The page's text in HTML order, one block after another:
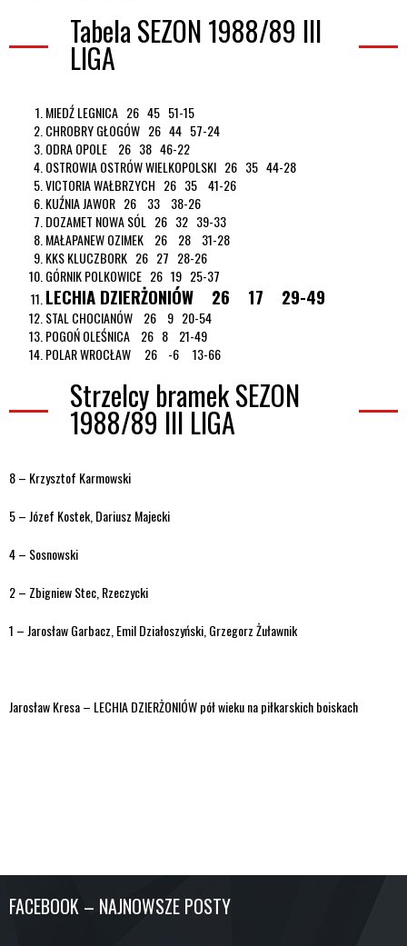
Tabela SEZON 1988/89 III
LIGA
MIEDŹ LEGNICA 26 45 51-15
CHROBRY GŁOGÓW 26 44 57-24
ODRA OPOLE 26 38 46-22
OSTROWIA OSTRÓW WIELKOPOLSKI 26 35 44-28
VICTORIA WAŁBRZYCH 26 35 41-26
KUŹNIA JAWOR 26 33 38-26
DOZAMET NOWA SÓL 26 32 39-33
MAŁAPANEW OZIMEK 26 28 31-28
KKS KLUCZBORK 26 27 28-26
GÓRNIK POLKOWICE 26 19 25-37
LECHIA DZIERŻONIÓW 26 17 29-49
STAL CHOCIANÓW 26 9 20-54
POGOŃ OLEŚNICA 26 8 21-49
POLAR WROCŁAW 26 -6 13-66
Strzelcy bramek SEZON
1988/89 III LIGA
8 – Krzysztof Karmowski
5 – Józef Kostek, Dariusz Majecki
4 – Sosnowski
2 – Zbigniew Stec, Rzeczycki
1 – Jarosław Garbacz, Emil Działoszyński, Grzegorz Żuławnik
Jarosław Kresa – LECHIA DZIERŻONIÓW pół wieku na piłkarskich boiskach
FACEBOOK – NAJNOWSZE POSTY